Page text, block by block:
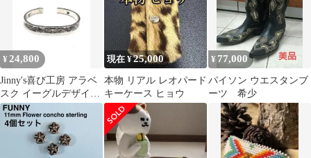
¥24,800
Jinny's喜び工房 アラベ
スク イーグルデザイン
バングル L239
現在 ¥25,000
本物 リアル レオパード
キーケース ヒョウ
¥ 77,000
パイソン ウエスタンブ
ーツ 希少